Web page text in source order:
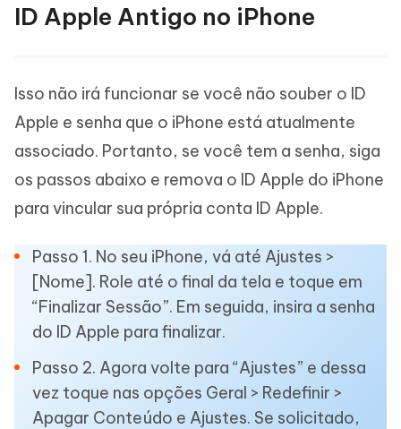
ID Apple Antigo no iPhone
Isso não irá funcionar se você não souber o ID
Apple e senha que o iPhone está atualmente
associado. Portanto, se você tem a senha, siga
os passos abaixo e remova o ID Apple do iPhone
para vincular sua própria conta ID Apple.
Passo 1. No seu iPhone, vá até Ajustes >
[Nome]. Role até o final da tela e toque em
“Finalizar Sessão”. Em seguida, insira a senha
do ID Apple para finalizar.
Passo 2. Agora volte para “Ajustes” e dessa
vez toque nas opções Geral > Redefinir >
Apagar Conteúdo e Ajustes. Se solicitado,